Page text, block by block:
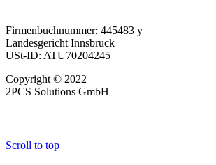
Firmenbuchnummer: 445483 y
Landesgericht Innsbruck
USt-ID: ATU70204245
Copyright © 2022
2PCS Solutions GmbH
Scroll to top